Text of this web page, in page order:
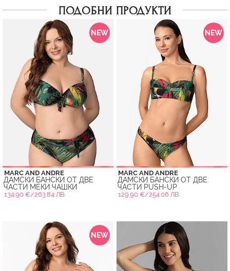
ПОДОБНИ ПРОДУКТИ
NEW
MARC AND ANDRE
ДАМСКИ БАНСКИ ОТ ДВЕ
ЧАСТИ МЕКИ ЧАШКИ
134.90 €/263.84 ЛВ.
NEW
MARC AND ANDRE
ДАМСКИ БАНСКИ ОТ ДВЕ
ЧАСТИ PUSH-UP
129.90 €/254.06 ЛВ.
NEW